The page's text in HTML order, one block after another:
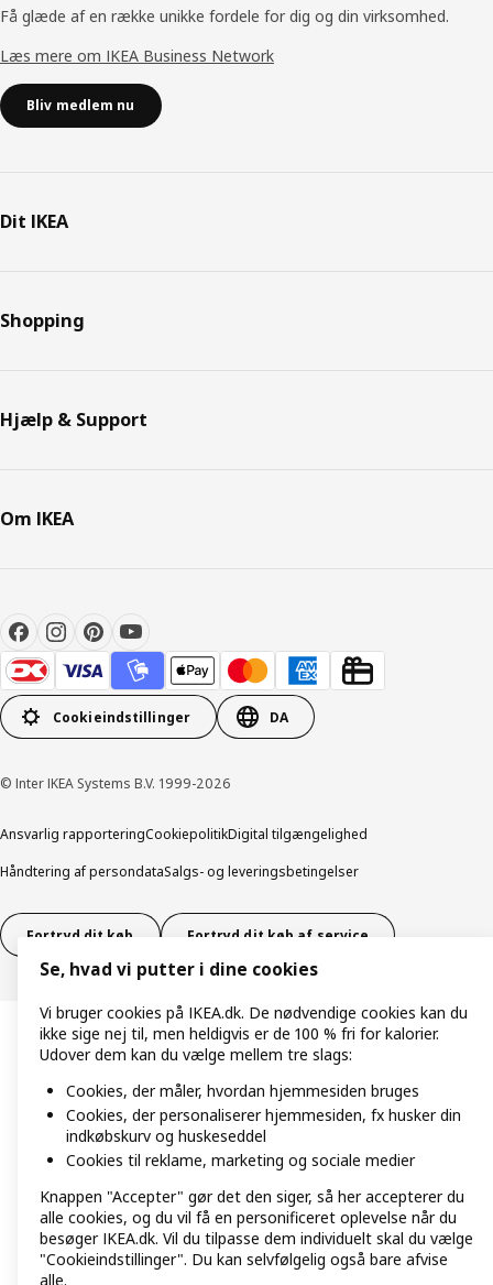
Få glæde af en række unikke fordele for dig og din virksomhed.
Læs mere om IKEA Business Network
Bliv medlem nu
Dit IKEA
Shopping
Hjælp & Support
Om IKEA
Cookieindstillinger DA
© Inter IKEA Systems B.V. 1999-2026
Ansvarlig rapporteringCookiepolitikDigital tilgængelighed
Håndtering af persondataSalgs- og leveringsbetingelser
Fortryd dit køb Fortryd dit køb af service
Se, hvad vi putter i dine cookies
Vi bruger cookies på IKEA.dk. De nødvendige cookies kan du
ikke sige nej til, men heldigvis er de 100 % fri for kalorier.
Udover dem kan du vælge mellem tre slags:
Cookies, der måler, hvordan hjemmesiden bruges
Cookies, der personaliserer hjemmesiden, fx husker din
indkøbskurv og huskeseddel
Cookies til reklame, marketing og sociale medier
Knappen "Accepter" gør det den siger, så her accepterer du
alle cookies, og du vil få en personificeret oplevelse når du
besøger IKEA.dk. Vil du tilpasse dem individuelt skal du vælge
"Cookieindstillinger". Du kan selvfølgelig også bare afvise
alle.